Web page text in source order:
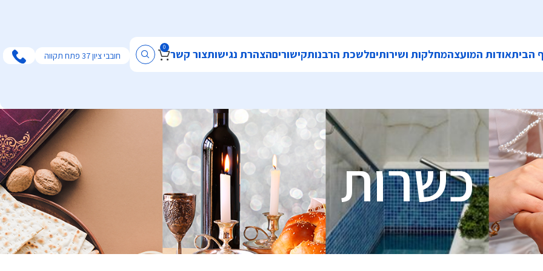
הביתאודות המועצהמחלקות ושירותיםלשכת הרבנותקישוריםהצהרת נגישותצור קשר 0
חובבי ציון 37 פתח תקווה
כשרות